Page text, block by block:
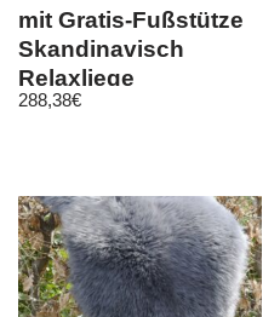
mit Gratis-Fußstütze
Skandinavisch
Relaxliege
Fernsehsessel
288,38€